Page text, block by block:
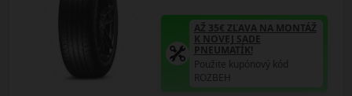
AŽ 35€ ZĽAVA NA MONTÁŽ
K NOVEJ SADE
PNEUMATÍK!
Použite kupónový kód
ROZBEH